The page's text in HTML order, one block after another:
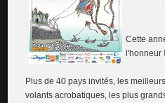
Cette
l'honneur !
Plus de 40 pays invités, les
volants acrobatiques, les plus